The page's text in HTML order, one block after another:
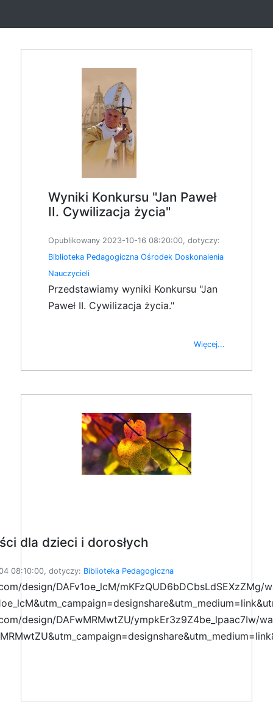
Wyniki Konkursu "Jan Paweł
II. Cywilizacja życia"
Opublikowany 2023-10-16 08:20:00, dotyczy:
Biblioteka Pedagogiczna Ośrodek Doskonalenia
Nauczycieli
Przedstawiamy wyniki Konkursu "Jan
Paweł II. Cywilizacja życia."
Więcej...
dla dzieci i dorosłych
08:10:00, dotyczy: Biblioteka Pedagogiczna
design/DAFv1oe_lcM/mKFzQUD6bDCbsLdSEXzZMg/
design/DAFwMRMwtZU/ympkEr3z9Z4be_lpaac7Iw/